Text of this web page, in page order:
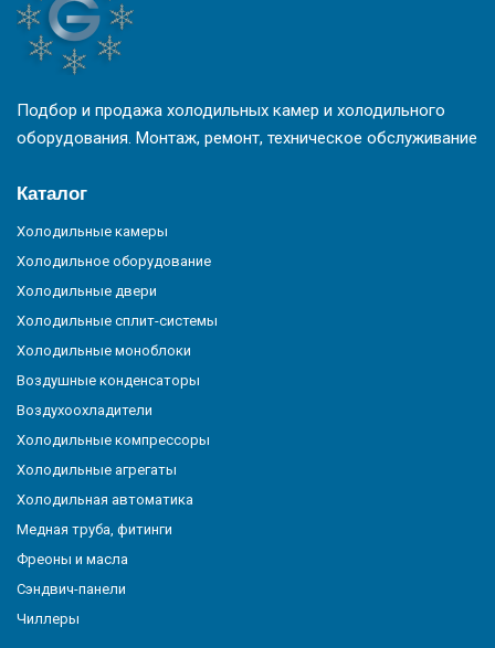
Подбор и продажа холодильных камер и холодильного
оборудования. Монтаж, ремонт, техническое обслуживание
Каталог
Холодильные камеры
Холодильное оборудование
Холодильные двери
Холодильные сплит-системы
Холодильные моноблоки
Воздушные конденсаторы
Воздухоохладители
Холодильные компрессоры
Холодильные агрегаты
Холодильная автоматика
Медная труба, фитинги
Фреоны и масла
Сэндвич-панели
Чиллеры